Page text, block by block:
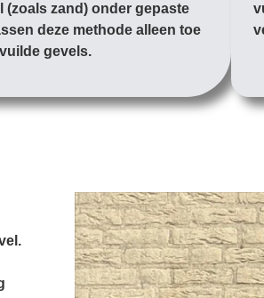
(zoals zand) onder gepaste
deze methode alleen toe
gevels.